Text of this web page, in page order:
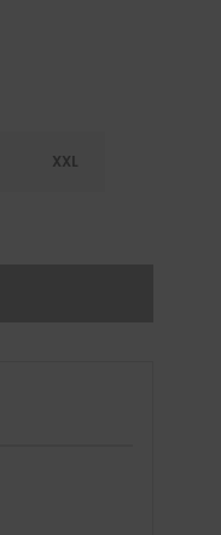
XXL